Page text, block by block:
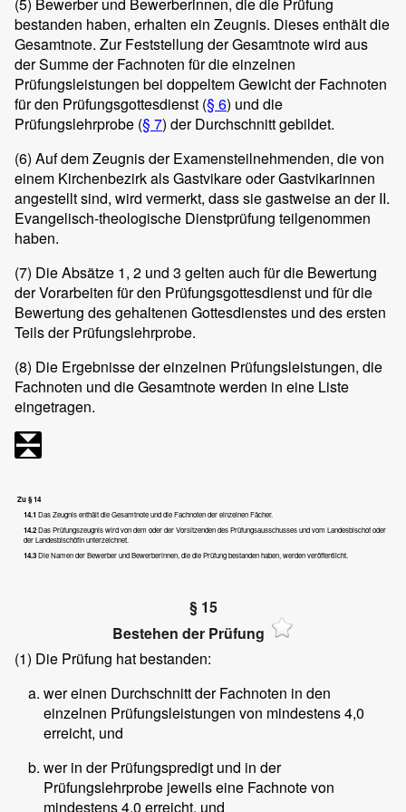
bestanden haben, erhalten ein Zeugnis. Dieses enthält die
Gesamtnote. Zur Feststellung der Gesamtnote wird aus
der Summe der Fachnoten für die einzelnen
Prüfungsleistungen bei doppeltem Gewicht der Fachnoten
für den Prüfungsgottesdienst (§ 6) und die
Prüfungslehrprobe (§ 7) der Durchschnitt gebildet.
(6) Auf dem Zeugnis der Examensteilnehmenden, die von
einem Kirchenbezirk als Gastvikare oder Gastvikarinnen
angestellt sind, wird vermerkt, dass sie gastweise an der II.
Evangelisch-theologische Dienstprüfung teilgenommen
haben.
(7) Die Absätze 1, 2 und 3 gelten auch für die Bewertung
der Vorarbeiten für den Prüfungsgottesdienst und für die
Bewertung des gehaltenen Gottesdienstes und des ersten
Teils der Prüfungslehrprobe.
(8) Die Ergebnisse der einzelnen Prüfungsleistungen, die
Fachnoten und die Gesamtnote werden in eine Liste
eingetragen.
Zu § 14
14.1 Das Zeugnis enthält die Gesamtnote und die Fachnoten der einzelnen Fächer.
14.2Das Prüfungszeugnis wird von dem oder der Vorsitzenden des Prüfungsausschusses und vom Landesbischof oder
der Landesbischöfin unterzeichnet.
14.3Die Namen der Bewerber und Bewerberinnen, die die Prüfung bestanden haben, werden veröffentlicht.
§ 15
Bestehen der Prüfung
(1) Die Prüfung hat bestanden:
wer einen Durchschnitt der Fachnoten in den
einzelnen Prüfungsleistungen von mindestens 4,0
erreicht, und
wer in der Prüfungspredigt und in der
Prüfungslehrprobe jeweils eine Fachnote von
mindestens 4,0 erreicht, und